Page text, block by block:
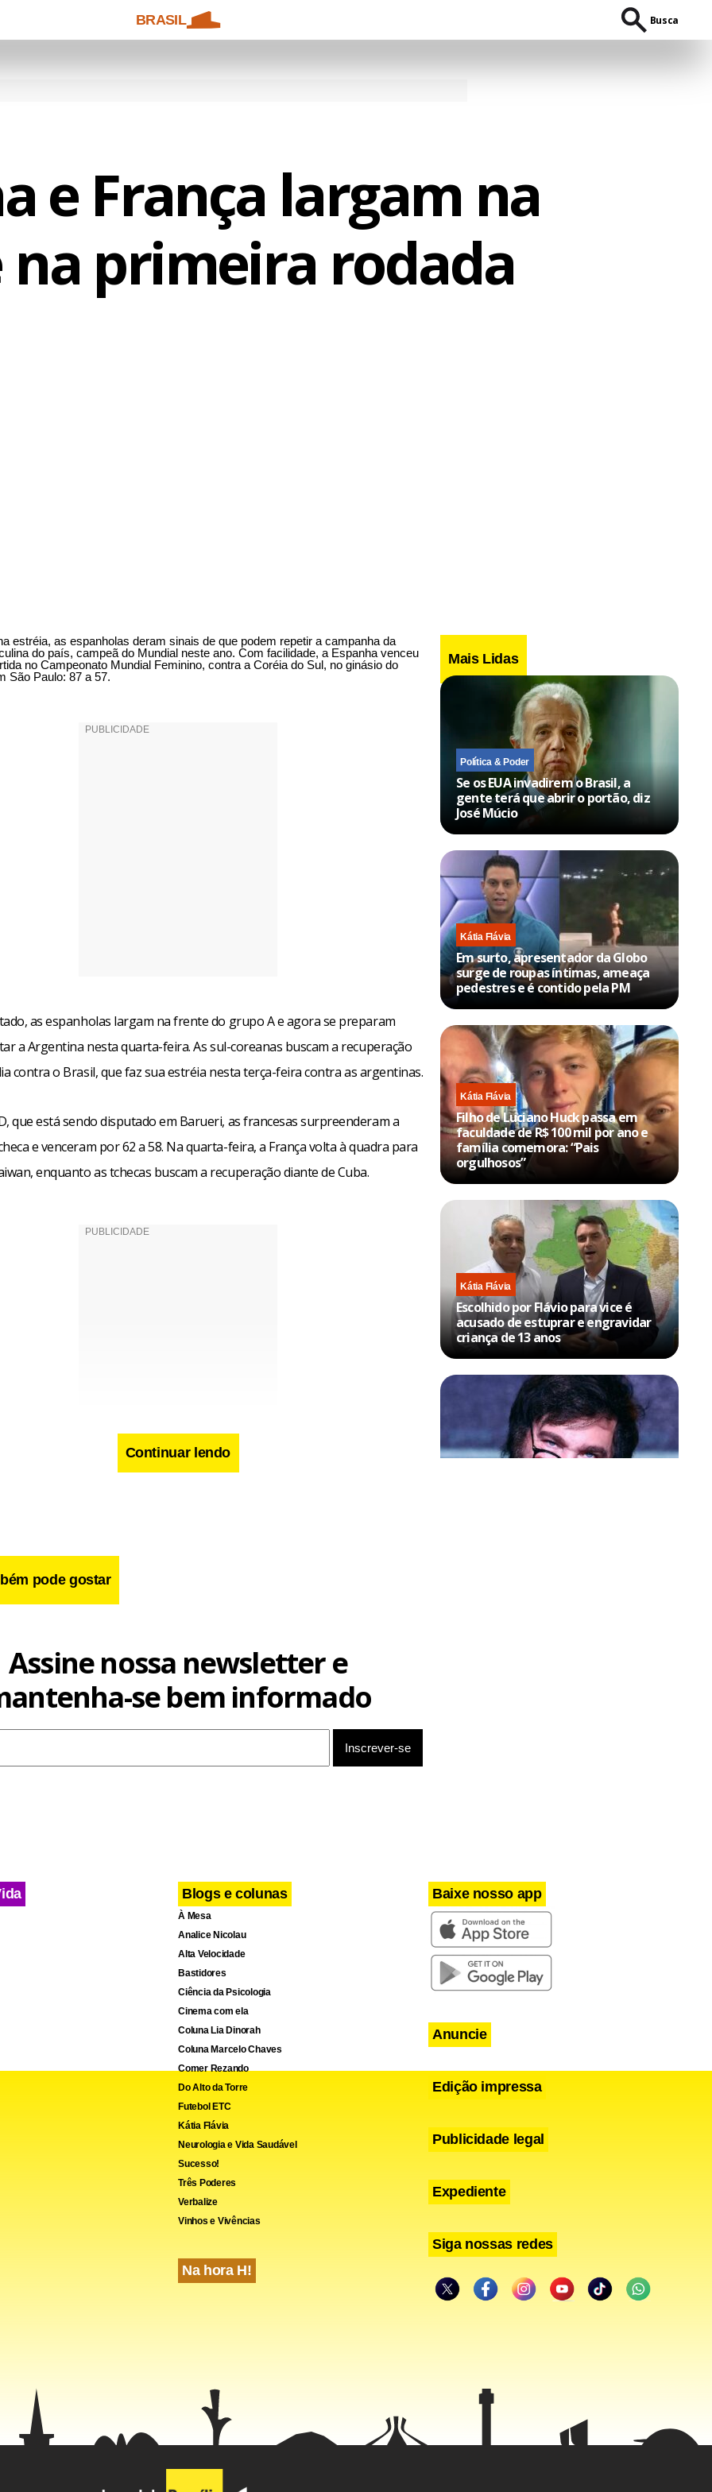
BRASIL Busca
e França largam na
primeira rodada
estréia, as espanholas deram sinais de que podem repetir a campanha da
do país, campeã do Mundial neste ano. Com facilidade, a Espanha venceu
no Campeonato Mundial Feminino, contra a Coréia do Sul, no ginásio do
São Paulo: 87 a 57.
as espanholas largam na frente do grupo A e agora se preparam
a Argentina nesta quarta-feira. As sul-coreanas buscam a recuperação
contra o Brasil, que faz sua estréia nesta terça-feira contra as argentinas.
que está sendo disputado em Barueri, as francesas surpreenderam a
e venceram por 62 a 58. Na quarta-feira, a França volta à quadra para
enquanto as tchecas buscam a recuperação diante de Cuba.
LinkedIn
Twitter
X
Continuar lendo
pode gostar
Mais Lidas
Política & Poder
Se os EUA invadirem o Brasil, a
gente terá que abrir o portão, diz
José Múcio
Kátia Flávia
Em surto, apresentador da Globo
surge de roupas íntimas, ameaça
pedestres e é contido pela PM
Kátia Flávia
Filho de Luciano Huck passa em
faculdade de R$ 100 mil por ano e
família comemora: “Pais
orgulhosos”
Kátia Flávia
Escolhido por Flávio para vice é
acusado de estuprar e engravidar
criança de 13 anos
Assine nossa newsletter e
se bem informado
Blogs e colunas
À Mesa
Analice Nicolau
Alta Velocidade
Bastidores
Ciência da Psicologia
Cinema com ela
Coluna Lia Dinorah
Coluna Marcelo Chaves
Comer Rezando
Do Alto da Torre
Futebol ETC
Kátia Flávia
Neurologia e Vida Saudável
Sucesso!
Três Poderes
Verbalize
Vinhos e Vivências
Na hora H!
Baixe nosso app
Anuncie
Edição impressa
Publicidade legal
Expediente
Siga nossas redes